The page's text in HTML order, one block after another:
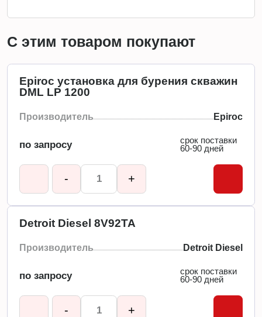
С этим товаром покупают
Epiroc установка для бурения скважин
DML LP 1200
Производитель Epiroc
по запросу
срок поставки
60-90 дней
- +
Detroit Diesel 8V92TA
Производитель Detroit Diesel
по запросу
срок поставки
60-90 дней
- +